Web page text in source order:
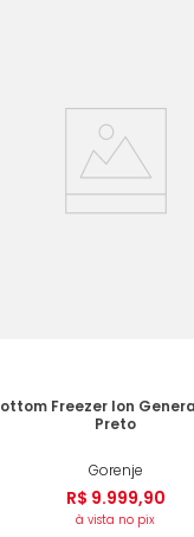
Freezer Ion
Preto
Gorenje
R$ 9.999,90
à vista no pix